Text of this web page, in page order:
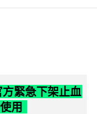
緊急下架止血
用